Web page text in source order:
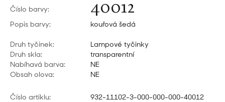
Číslo barvy: 40012
Popis barvy: kouřová šedá
Druh tyčinek:
Lampové tyčinky
Druh skla:
transparentní
Nabíhavá barva:
NE
Obsah olova:
NE
Číslo artiklu: 932-11102-3-000-000-000-40012